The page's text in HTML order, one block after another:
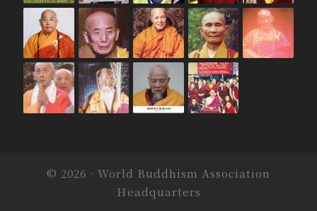
© 2026 · World Buddhism Association
Headquarters